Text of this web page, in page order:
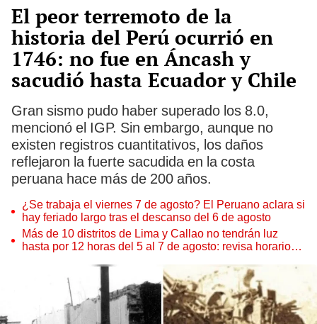
El peor terremoto de la
historia del Perú ocurrió en
1746: no fue en Áncash y
sacudió hasta Ecuador y Chile
Gran sismo pudo haber superado los 8.0,
mencionó el IGP. Sin embargo, aunque no
existen registros cuantitativos, los daños
reflejaron la fuerte sacudida en la costa
peruana hace más de 200 años.
¿Se trabaja el viernes 7 de agosto? El Peruano aclara si
hay feriado largo tras el descanso del 6 de agosto
Más de 10 distritos de Lima y Callao no tendrán luz
hasta por 12 horas del 5 al 7 de agosto: revisa horarios y